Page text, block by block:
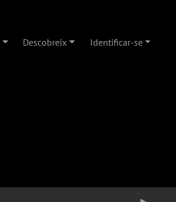
Descobreix Identificar-se